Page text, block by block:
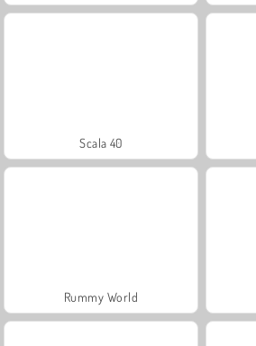
Scala 40
Rummy World